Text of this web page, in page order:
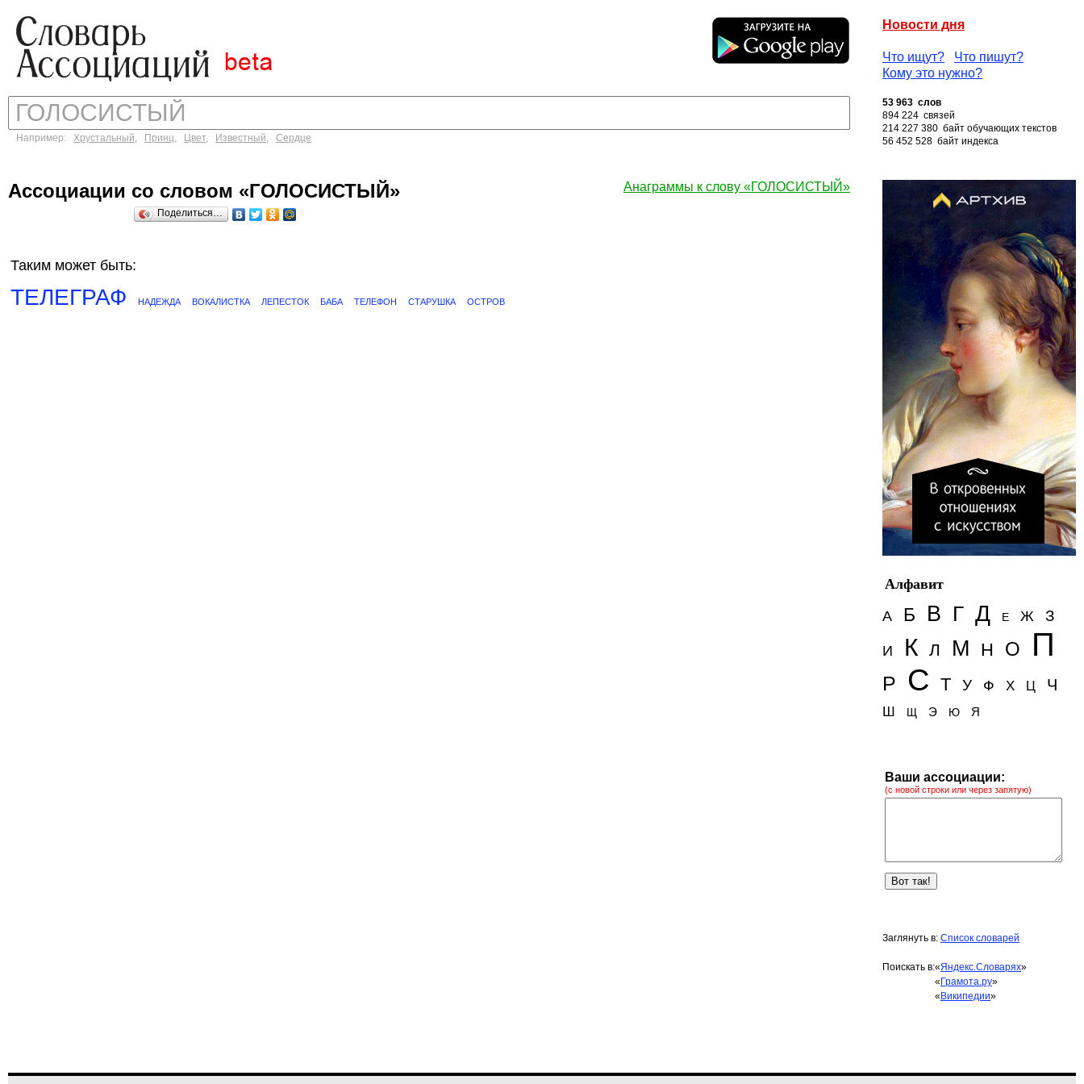
Новости дня
Что ищут?
Что пишут?
Кому это нужно?
Например: Хрустальный, Принц, Цвет, Известный, Сердце
53 963 слов
894 224 связей
214 227 380 байт обучающих текстов
56 452 528 байт индекса
Анаграммы к слову «ГОЛОСИСТЫЙ»
Ассоциации со словом «ГОЛОСИСТЫЙ»
Поделиться…
Таким может быть:
ТЕЛЕГРАФ НАДЕЖДА ВОКАЛИСТКА ЛЕПЕСТОК БАБА ТЕЛЕФОН СТАРУШКА ОСТРОВ
Алфавит
А
Б В Г Д Е Ж З
И К Л М Н О П
Р С Т У Ф Х Ц Ч
Ш Щ Э Ю Я
Ваши ассоциации:
(с новой строки или через запятую)
Заглянуть в: Список словарей
Поискать в:«Яндекс.Словарях»
« Грамота.ру»
« Википедии»